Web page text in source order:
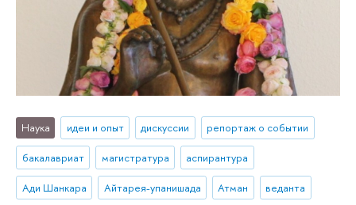
Наука идеи и опыт дискуссии репортаж о событии
бакалавриат магистратура аспирантура
Ади Шанкара Айтарея-упанишада Атман веданта